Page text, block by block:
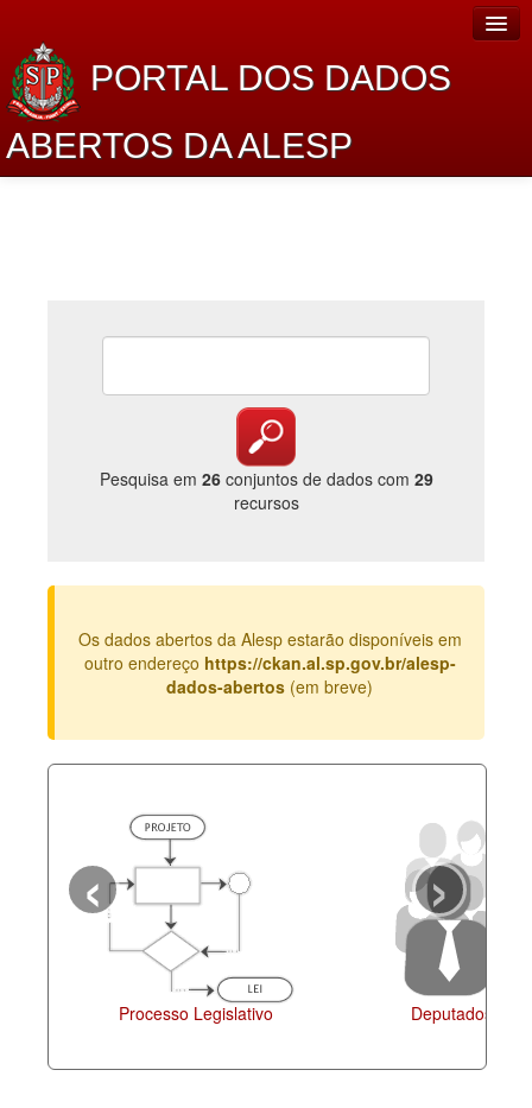
PORTAL DOS DADOS
ABERTOS DA ALESP
Lei de Acesso à Informação
Catálogo de dados
Legislação
Perguntas frequentes
Pesquisa em 26conjuntos de dados com 29
recursos
Os dados abertos da Alesp estarão disponíveis em
outro endereço https://ckan.al.sp.gov.br/alesp-
dados-abertos (em breve)
Processo Legislativo Deputados
‹ ›